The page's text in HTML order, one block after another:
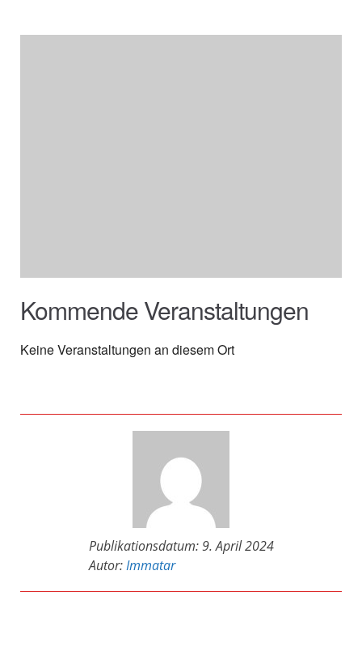
Kommende Veranstaltungen
Keine Veranstaltungen an diesem Ort
Publikationsdatum:9. April 2024
Autor:Immatar